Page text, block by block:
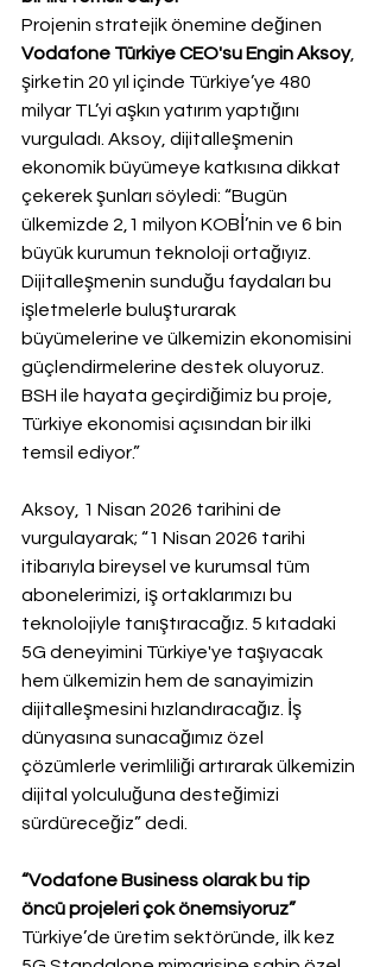
Projenin stratejik önemine değinen
Vodafone Türkiye CEO'su Engin Aksoy,
şirketin 20 yıl içinde Türkiye’ye 480
milyar TL’yi aşkın yatırım yaptığını
vurguladı. Aksoy, dijitalleşmenin
ekonomik büyümeye katkısına dikkat
çekerek şunları söyledi: “Bugün
ülkemizde 2,1 milyon KOBİ’nin ve 6 bin
büyük kurumun teknoloji ortağıyız.
Dijitalleşmenin sunduğu faydaları bu
işletmelerle buluşturarak
büyümelerine ve ülkemizin ekonomisini
güçlendirmelerine destek oluyoruz.
BSH ile hayata geçirdiğimiz bu proje,
Türkiye ekonomisi açısından bir ilki
temsil ediyor.”
Aksoy, 1 Nisan 2026 tarihini de
vurgulayarak; “1 Nisan 2026 tarihi
itibarıyla bireysel ve kurumsal tüm
abonelerimizi, iş ortaklarımızı bu
teknolojiyle tanıştıracağız. 5 kıtadaki
5G deneyimini Türkiye'ye taşıyacak
hem ülkemizin hem de sanayimizin
dijitalleşmesini hızlandıracağız. İş
dünyasına sunacağımız özel
çözümlerle verimliliği artırarak ülkemizin
dijital yolculuğuna desteğimizi
sürdüreceğiz” dedi.
“Vodafone Business olarak bu tip
öncü projeleri çok önemsiyoruz”
Türkiye’de üretim sektöründe, ilk kez